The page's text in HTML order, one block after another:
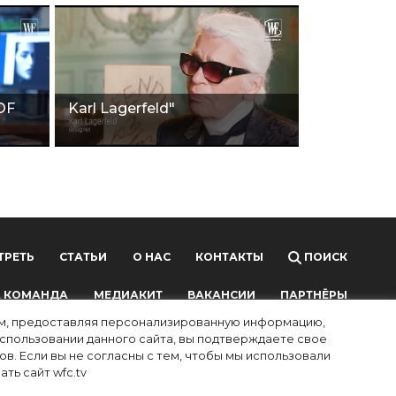
предоставляя персонализированную информацию,
данного сайта, вы подтверждаете свое
Если вы не согласны с тем, чтобы мы использовали
сайт wfc.tv
Karl Lagerfeld"
СТАТЬИ О НАС КОНТАКТЫ ПОИСК
КОМАНДА МЕДИАКИТ ВАКАНСИИ ПАРТНЁРЫ